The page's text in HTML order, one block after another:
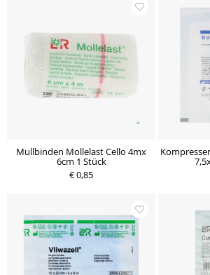
Mullbinden Mollelast Cello 4mx
6cm 1 Stück
€ 0,85